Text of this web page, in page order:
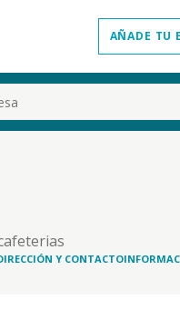
AÑADE TU
Y CONTACTO